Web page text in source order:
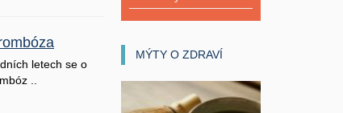
letech se o
..
MÝTY O ZDRAVÍ